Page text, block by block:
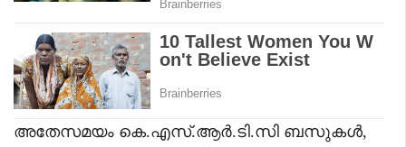
അതേസമയം കെ.എസ്.ആർ.ടി.സി ബസുകൾ,